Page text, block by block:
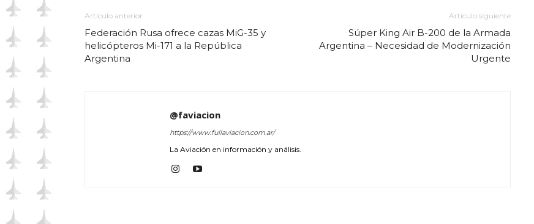
Artículo anterior
Federación Rusa ofrece cazas MiG-35 y
helicópteros Mi-171 a la República
Argentina
Artículo siguiente
Súper King Air B-200 de la Armada
Argentina – Necesidad de Modernización
Urgente
@faviacion
https://www.fullaviacion.com.ar/
La Aviación en información y análisis.